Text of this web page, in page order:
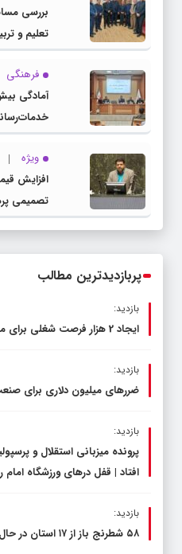
بررسی
تعلیم و
مشترک
مدیرکل
فرهنگی
شهرستان
ویژه
افزایش
تصمیمی
قاچاق
پربازدیدترین مطالب
بازدید:
ایجاد 2 هزار فرصت شغلی برای مددجویان طی ۵ سال گذشته
بازدید:
ضررهای میلیون دلاری برای
بازدید:
پرونده میزبانی استقلال و
افتاد | قفل در‌های ورزشگاه
بازدید:
۵۸ شطرنج‌ باز از ۱۷ استان در حال رقابت در گلمکان